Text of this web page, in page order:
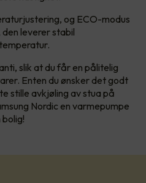
og ECO-modus
leverer stabil
slik at du får en pålitelig
Enten du ønsker det godt
stille avkjøling av stua på
Nordic en varmepumpe